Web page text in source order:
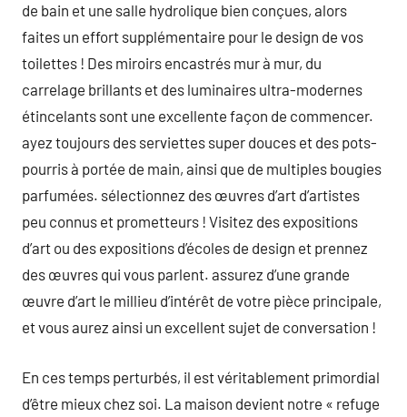
de bain et une salle hydrolique bien conçues, alors
faites un effort supplémentaire pour le design de vos
toilettes ! Des miroirs encastrés mur à mur, du
carrelage brillants et des luminaires ultra-modernes
étincelants sont une excellente façon de commencer.
ayez toujours des serviettes super douces et des pots-
pourris à portée de main, ainsi que de multiples bougies
parfumées. sélectionnez des œuvres d’art d’artistes
peu connus et prometteurs ! Visitez des expositions
d’art ou des expositions d’écoles de design et prennez
des œuvres qui vous parlent. assurez d’une grande
œuvre d’art le millieu d’intérêt de votre pièce principale,
et vous aurez ainsi un excellent sujet de conversation !
En ces temps perturbés, il est véritablement primordial
d’être mieux chez soi. La maison devient notre « refuge